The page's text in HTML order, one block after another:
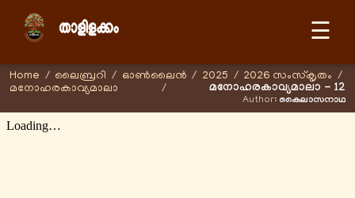
☰
Home / ലൈബ്രറി / ഓണ്‍ലൈന്‍ / 2025 / 2026 സംസ്കൃതം /
മനോഹരകാവ്യമാലാ
/ മനോഹരകാവ്യമാലാ - 12
Author: കൈലാസനാഥ